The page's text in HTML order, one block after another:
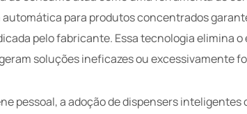
automática para produtos concentrados
pelo fabricante. Essa tecnologia elimina
soluções ineficazes ou excessivamente
pessoal, a adoção de dispensers inteligentes